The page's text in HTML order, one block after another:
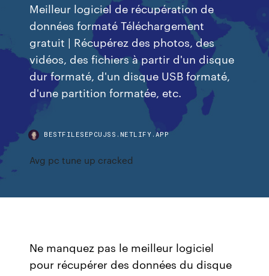
Meilleur logiciel de récupération de
données formaté Téléchargement
gratuit | Récupérez des photos, des
vidéos, des fichiers à partir d'un disque
dur formaté, d'un disque USB formaté,
d'une partition formatée, etc.
BESTFILESEPCUJSS.NETLIFY.APP
Avg pc tune up cracked
Ne manquez pas le meilleur logiciel
pour récupérer des données du disque